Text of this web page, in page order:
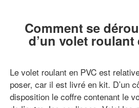
Comment se
d’un volet roulant
Le volet roulant en PVC est
poser, car il est livré en kit. D’un
disposition le coffre contenant le